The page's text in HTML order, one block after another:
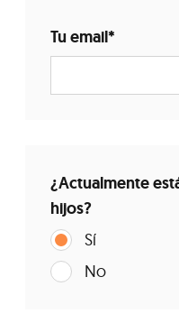
Tu email*
¿Actualmente
hijos?
Sí
No